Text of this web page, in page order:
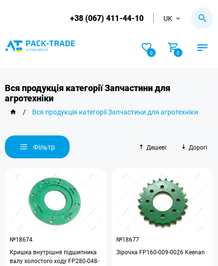
+38 (067) 411-44-10 UK
0 0
Вся продукція категорії Запчастини для
агротехніки
/ Вся продукція категорії Запчастини для агротехніки
Фільтр Дешеві Дорогі
№18674
Кришка внутрішня підшипника
валу холостого ходу FP280-048-
№18677
Зірочка FP160-009-0026 Keenan